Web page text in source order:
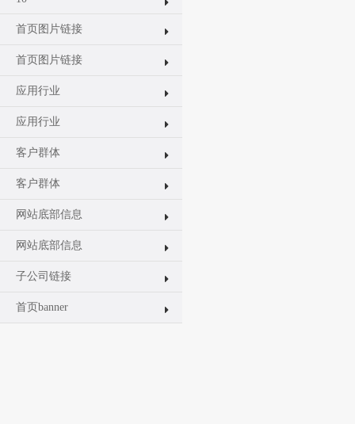
首页图片链接
首页图片链接
应用行业
应用行业
客户群体
客户群体
网站底部信息
网站底部信息
子公司链接
首页banner